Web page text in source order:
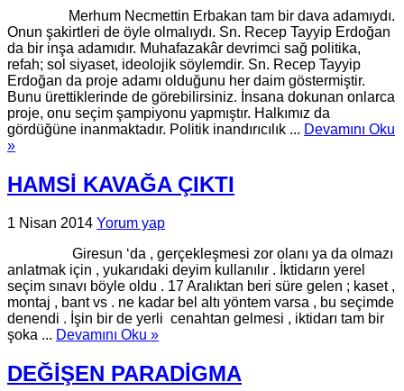
Merhum Necmettin Erbakan tam bir dava adamıydı.
Onun şakirtleri de öyle olmalıydı. Sn. Recep Tayyip Erdoğan
da bir inşa adamıdır. Muhafazakâr devrimci sağ politika,
refah; sol siyaset, ideolojik söylemdir. Sn. Recep Tayyip
Erdoğan da proje adamı olduğunu her daim göstermiştir.
Bunu ürettiklerinde de görebilirsiniz. İnsana dokunan onlarca
proje, onu seçim şampiyonu yapmıştır. Halkımız da
gördüğüne inanmaktadır. Politik inandırıcılık ... Devamını Oku
»
HAMSİ KAVAĞA ÇIKTI
1 Nisan 2014 Yorum yap
Giresun ‘da , gerçekleşmesi zor olanı ya da olmazı
anlatmak için , yukarıdaki deyim kullanılır . İktidarın yerel
seçim sınavı böyle oldu . 17 Aralıktan beri süre gelen ; kaset ,
montaj , bant vs . ne kadar bel altı yöntem varsa , bu seçimde
denendi . İşin bir de yerli cenahtan gelmesi , iktidarı tam bir
şoka ... Devamını Oku »
DEĞİŞEN PARADİGMA